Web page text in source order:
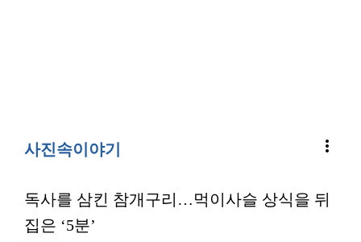
사진속이야기 more_vert
독사를 삼킨 참개구리…먹이사슬 상식을 뒤
집은 ‘5분’